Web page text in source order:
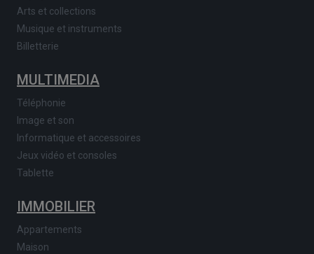
Arts et collections
Musique et instruments
Billetterie
MULTIMEDIA
Téléphonie
Image et son
Informatique et accessoires
Jeux vidéo et consoles
Tablette
IMMOBILIER
Appartements
Maison